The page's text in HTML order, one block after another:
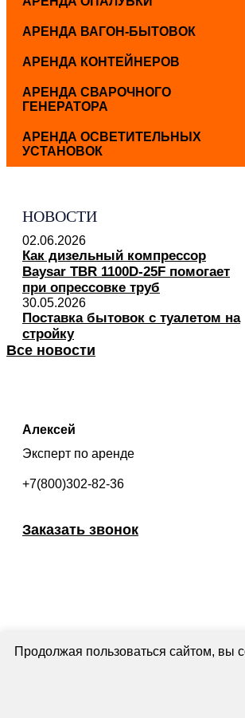
АРЕНДА ВАГОН-БЫТОВОК
АРЕНДА КОНТЕЙНЕРОВ
АРЕНДА СВАРОЧНОГО
ГЕНЕРАТОРА
АРЕНДА ОСВЕТИТЕЛЬНЫХ
УСТАНОВОК
НОВОСТИ
02.06.2026
Как дизельный компрессор
Baysar TBR 1100D-25F помогает
при опрессовке труб
30.05.2026
Поставка бытовок с туалетом на
стройку
Все новости
Алексей
Эксперт по аренде
+7(800)302-82-36
Заказать звонок
Продолжая пользоваться сайтом, вы